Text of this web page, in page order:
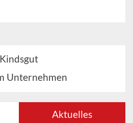
Kindsgut
Unternehmen
Aktuelles